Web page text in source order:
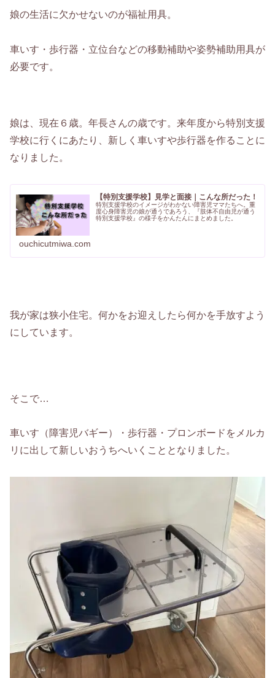
娘の生活に欠かせないのが福祉用具。
車いす・歩行器・立位台などの移動補助や姿勢補助用具が
必要です。
娘は、現在６歳。年長さんの歳です。来年度から特別支援
学校に行くにあたり、新しく車いすや歩行器を作ることに
なりました。
【特別支援学校】見学と面接｜こんな所だった！
特別支援学校のイメージがわかない障害児ママたちへ。重
度心身障害児の娘が通うであろう、『肢体不自由児が通う
特別支援学校』の様子をかんたんにまとめました。
ouchicutmiwa.com
我が家は狭小住宅。何かをお迎えしたら何かを手放すよう
にしています。
そこで…
車いす（障害児バギー）・歩行器・プロンボードをメルカ
リに出して新しいおうちへいくこととなりました。